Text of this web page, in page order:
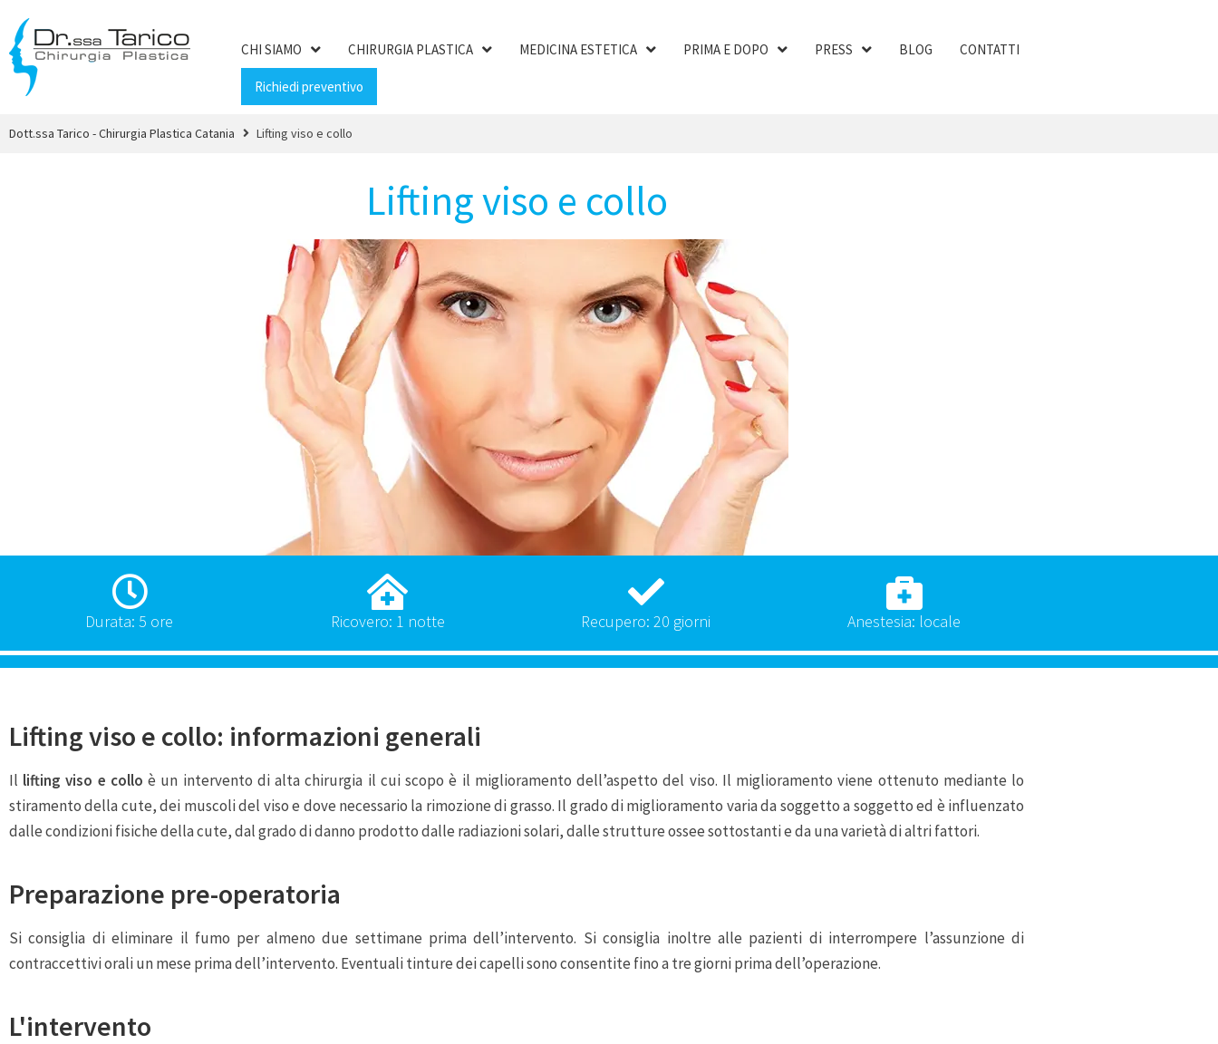
CHI SIAMO CHIRURGIA PLASTICA MEDICINA ESTETICA PRIMA E DOPO PRESS BLOG CONTATTI
Richiedi preventivo
Dott.ssa Tarico - Chirurgia Plastica Catania Lifting viso e collo
Lifting viso e collo
Durata: 5 ore Ricovero: 1 notte Recupero: 20 giorni Anestesia: locale
Lifting viso e collo: informazioni generali
Il lifting viso e collo è un intervento di alta chirurgia il cui scopo è il miglioramento dell’aspetto del viso. Il miglioramento viene ottenuto mediante lo
stiramento della cute, dei muscoli del viso e dove necessario la rimozione di grasso. Il grado di miglioramento varia da soggetto a soggetto ed è influenzato
dalle condizioni fisiche della cute, dal grado di danno prodotto dalle radiazioni solari, dalle strutture ossee sottostanti e da una varietà di altri fattori.
Preparazione pre-operatoria
Si consiglia di eliminare il fumo per almeno due settimane prima dell’intervento. Si consiglia inoltre alle pazienti di interrompere l’assunzione di
contraccettivi orali un mese prima dell’intervento. Eventuali tinture dei capelli sono consentite fino a tre giorni prima dell’operazione.
L'intervento